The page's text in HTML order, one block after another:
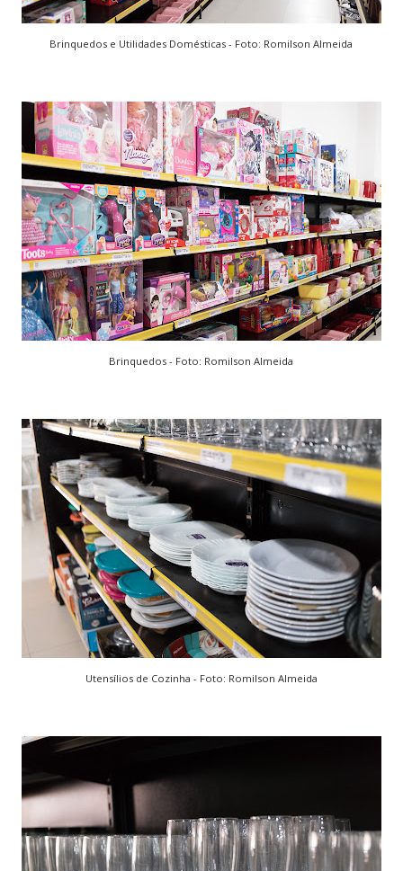
Brinquedos e Utilidades Domésticas - Foto: Romilson Almeida
Brinquedos - Foto: Romilson Almeida
Utensílios de Cozinha - Foto: Romilson Almeida